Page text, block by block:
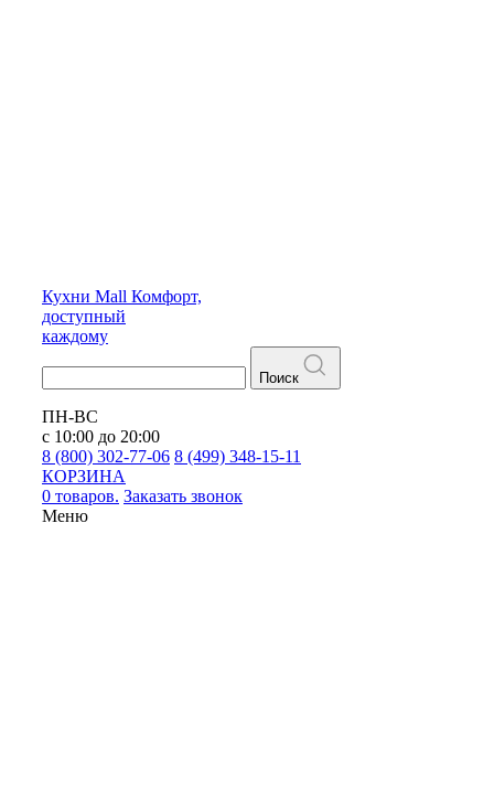
Кухни Mall Комфорт,
доступный
каждому
Поиск
ПН-ВС
с 10:00 до 20:00
8 (800) 302-77-06 8 (499) 348-15-11
КОРЗИНА
0 товаров. Заказать звонок
Меню